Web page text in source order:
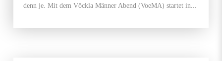
denn je. Mit dem Vöckla Männer Abend (VoeMA) startet in...